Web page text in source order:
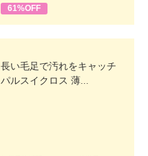
61%OFF
長い毛足で汚れをキャッチ
パルスイクロス 薄...